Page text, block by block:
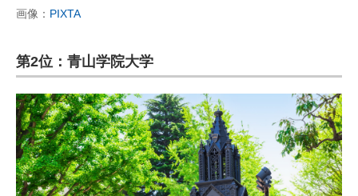
画像： PIXTA
第2位：青山学院大学